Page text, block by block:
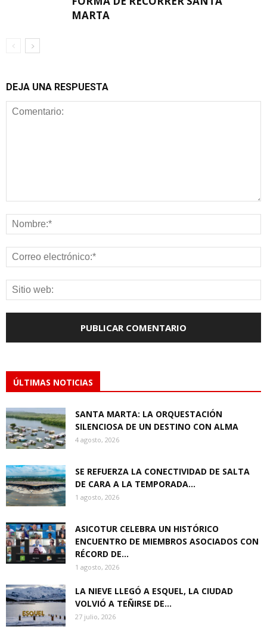
MARTA
DEJA UNA RESPUESTA
ÚLTIMAS NOTICIAS
SANTA MARTA: LA ORQUESTACIÓN
SILENCIOSA DE UN DESTINO CON ALMA
4 agosto, 2026
SE REFUERZA LA CONECTIVIDAD DE SALTA
DE CARA A LA TEMPORADA...
1 agosto, 2026
ASICOTUR CELEBRA UN HISTÓRICO
ENCUENTRO DE MIEMBROS ASOCIADOS CON
RÉCORD DE...
1 agosto, 2026
LA NIEVE LLEGÓ A ESQUEL, LA CIUDAD
VOLVIÓ A TEÑIRSE DE...
27 julio, 2026